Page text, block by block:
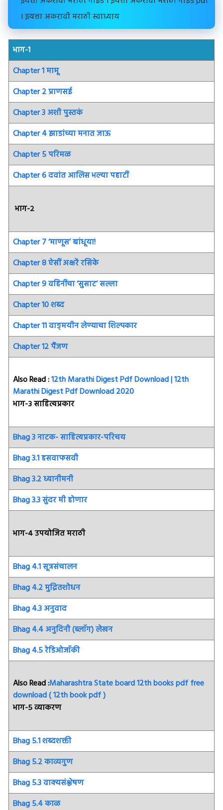
। इयत्ता अकरावी मराठी स्वाध्याय
भाग-1
Chapter 1 मामू
Chapter 2 प्राणसई
Chapter 3 अशी पुस्तकं
Chapter 4 झाडांच्या मनात जाऊ
Chapter 5 परिमळ
Chapter 6 दवांत आलिस भल्या पहाटीं
भाग-२
Chapter 7 ‘माणूस’ बांधूया!
Chapter 8 ऐसीं अक्षरें रसिके
Chapter 9 वहिनींचा ‘सुसाट’ सल्ला
Chapter 10 शब्द
Chapter 11 वाङ्‌मयीन लेण्याचा शिल्पकार
Chapter 12 पैंजण
Also Read :12th Marathi Digest Pdf Download | 12th
Marathi Digest Pdf Download 2020
भाग-३ साहित्यप्रकार
Bhag 3 नाटक- साहित्यप्रकार-परिचय
Bhag 3.1 हसवाफसवी
Bhag 3.2 ध्यानीमनी
Bhag 3.3 सुंदर मी होणार
भाग-४ उपयोजित मराठी
Bhag 4.1 सूत्रसंचालन
Bhag 4.2 मुद्रितशोधन
Bhag 4.3 अनुवाद
Bhag 4.4 अनुदिनी (ब्लॉग) लेखन
Bhag 4.5 रेडिओजॉकी
Also Read :Maharashtra State board 12th books pdf free
download ( 12th book pdf )
भाग-५ व्याकरण
Bhag 5.1 शब्दशक्ती
Bhag 5.2 काव्यगुण
Bhag 5.3 वाक्यसंश्लेषण
Bhag 5.4 काळ